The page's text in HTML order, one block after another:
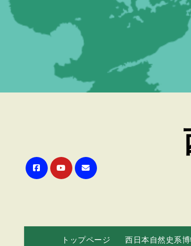
トップページ 西日本自然史系